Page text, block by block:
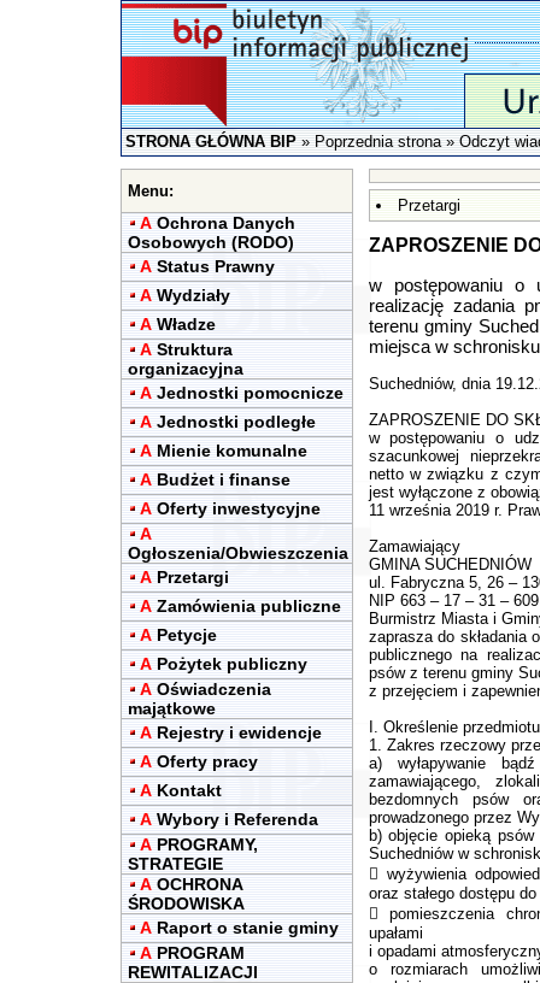
STRONA GŁÓWNA BIP»Poprzednia strona» Odczyt
Menu:
A Ochrona Danych
Osobowych (RODO)
A Status Prawny
A Wydziały
A Władze
A Struktura
organizacyjna
A Jednostki pomocnicze
A Jednostki podległe
A Mienie komunalne
A Budżet i finanse
A Oferty inwestycyjne
A
Ogłoszenia/Obwieszczenia
A Przetargi
A Zamówienia publiczne
A Petycje
A Pożytek publiczny
A Oświadczenia
majątkowe
A Rejestry i ewidencje
A Oferty pracy
A Kontakt
A Wybory i Referenda
A PROGRAMY,
STRATEGIE
A OCHRONA
ŚRODOWISKA
A Raport o stanie gminy
A PROGRAM
REWITALIZACJI
Przetargi
ZAPROSZENIE
w postępowaniu o
realizację zadania
terenu gminy
miejsca w
Suchedniów, dnia
ZAPROSZENIE DO
w postępowaniu o
szacunkowej
netto w związku z
jest wyłączone z
11 września 2019 r.
Zamawiający
GMINA SUCHEDNIÓW
ul. Fabryczna 5, 26 –
NIP 663 – 17 – 31 – 609
Burmistrz Miasta i
zaprasza do składania
publicznego na
psów z terenu gminy
z przejęciem i
I. Określenie
1. Zakres rzeczowy
a) wyłapywanie
zamawiającego,
bezdomnych psów
prowadzonego przez
b) objęcie opieką
Suchedniów w
 wyżywienia
oraz stałego dostępu
 pomieszczenia
upałami
i opadami
o rozmiarach